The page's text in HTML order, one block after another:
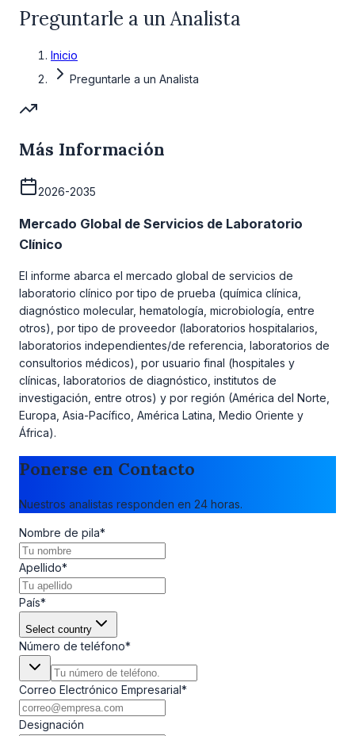
Preguntarle a un Analista
Inicio
Preguntarle a un Analista
Más Información
2026-2035
Mercado Global de Servicios de Laboratorio
Clínico
El informe abarca el mercado global de servicios de
laboratorio clínico por tipo de prueba (química clínica,
diagnóstico molecular, hematología, microbiología, entre
otros), por tipo de proveedor (laboratorios hospitalarios,
laboratorios independientes/de referencia, laboratorios de
consultorios médicos), por usuario final (hospitales y
clínicas, laboratorios de diagnóstico, institutos de
investigación, entre otros) y por región (América del Norte,
Europa, Asia-Pacífico, América Latina, Medio Oriente y
África).
Ponerse en Contacto
Nuestros analistas responden en 24 horas.
Nombre de pila*
Apellido*
País*
Select country
Número de teléfono*
Correo Electrónico Empresarial*
Designación